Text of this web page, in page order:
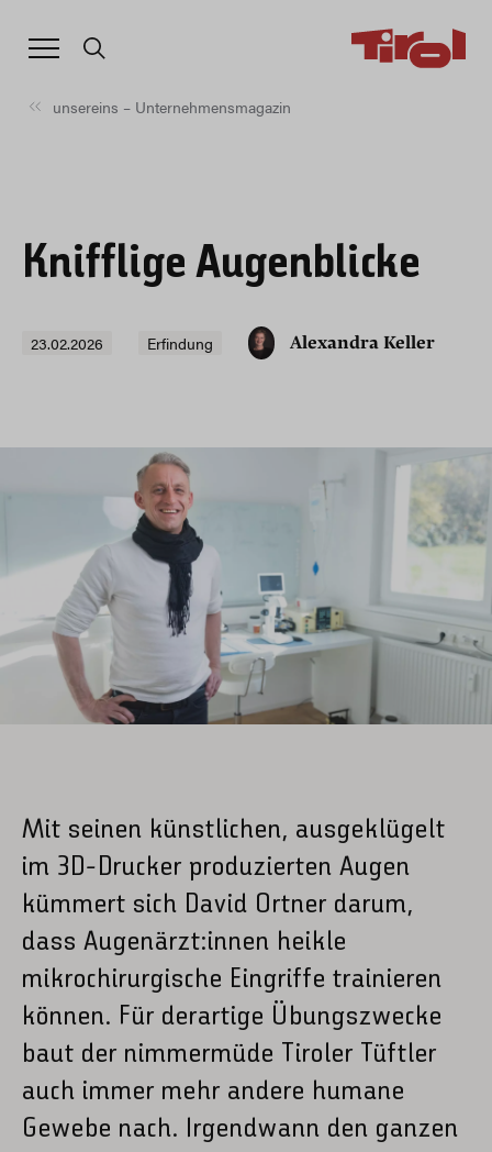
unsereins – Unternehmensmagazin
Knifflige Augenblicke
23.02.2026 Erfindung Alexandra Keller
Mit seinen künstlichen, ausgeklügelt
im 3D-Drucker produzierten Augen
kümmert sich David Ortner darum,
dass Augenärzt:innen heikle
mikrochirurgische Eingriffe trainieren
können. Für derartige Übungszwecke
baut der nimmermüde Tiroler Tüftler
auch immer mehr andere humane
Gewebe nach. Irgendwann den ganzen